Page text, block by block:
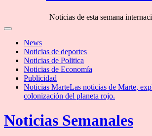
Noticias de esta semana
Off
CanvasNews
Noticias de deportes
Noticias de Politica
Noticias de Economía
Publicidad
Noticias MarteLas noticias de Marte,
colonización del planeta rojo.
Noticias Semanales